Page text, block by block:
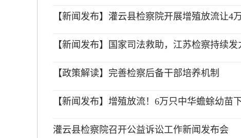
【新闻发布】灌云县检察院开展增殖放流让4
【新闻发布】国家司法救助，江苏检察持续发
【政策解读】完善检察后备干部培养机制
【新闻发布】增殖放流！6万只中华蟾蜍幼苗
灌云县检察院召开公益诉讼工作新闻发布会